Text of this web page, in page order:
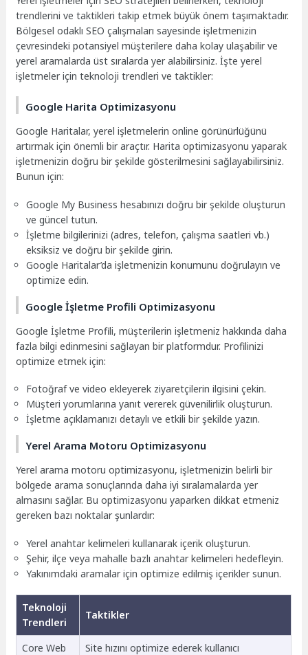
trendlerini ve taktikleri takip etmek büyük önem taşımaktadır.
Bölgesel odaklı SEO çalışmaları sayesinde işletmenizin
çevresindeki potansiyel müşterilere daha kolay ulaşabilir ve
yerel aramalarda üst sıralarda yer alabilirsiniz. İşte yerel
işletmeler için teknoloji trendleri ve taktikler:
Google Harita Optimizasyonu
Google Haritalar, yerel işletmelerin online görünürlüğünü
artırmak için önemli bir araçtır. Harita optimizasyonu yaparak
işletmenizin doğru bir şekilde gösterilmesini sağlayabilirsiniz.
Bunun için:
Google My Business hesabınızı doğru bir şekilde oluşturun
ve güncel tutun.
İşletme bilgilerinizi (adres, telefon, çalışma saatleri vb.)
eksiksiz ve doğru bir şekilde girin.
Google Haritalar’da işletmenizin konumunu doğrulayın ve
optimize edin.
Google İşletme Profili Optimizasyonu
Google İşletme Profili, müşterilerin işletmeniz hakkında daha
fazla bilgi edinmesini sağlayan bir platformdur. Profilinizi
optimize etmek için:
Fotoğraf ve video ekleyerek ziyaretçilerin ilgisini çekin.
Müşteri yorumlarına yanıt vererek güvenilirlik oluşturun.
İşletme açıklamanızı detaylı ve etkili bir şekilde yazın.
Yerel Arama Motoru Optimizasyonu
Yerel arama motoru optimizasyonu, işletmenizin belirli bir
bölgede arama sonuçlarında daha iyi sıralamalarda yer
almasını sağlar. Bu optimizasyonu yaparken dikkat etmeniz
gereken bazı noktalar şunlardır:
Yerel anahtar kelimeleri kullanarak içerik oluşturun.
Şehir, ilçe veya mahalle bazlı anahtar kelimeleri hedefleyin.
Yakınımdaki aramalar için optimize edilmiş içerikler sunun.
Teknoloji
Trendleri
Taktikler
Core Web
Site hızını optimize ederek kullanıcı